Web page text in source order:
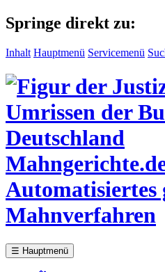
Springe direkt zu:
Inhalt Hauptmenü Servicemenü
Automatisiertes
Mahnverfahren
☰ Hauptmenü